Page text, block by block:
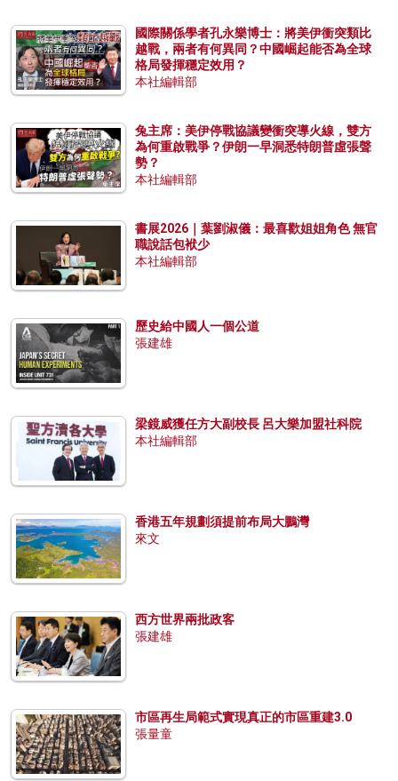
國際關係學者孔永樂博士：將美伊衝突類比
越戰，兩者有何異同？中國崛起能否為全球
格局發揮穩定效用？
本社編輯部
兔主席：美伊停戰協議變衝突導火線，雙方
為何重啟戰爭？伊朗一早洞悉特朗普虛張聲
勢？
本社編輯部
書展2026｜葉劉淑儀：最喜歡姐姐角色 無官
職說話包袱少
本社編輯部
歷史給中國人一個公道
張建雄
梁鏡威獲任方大副校長 呂大樂加盟社科院
本社編輯部
香港五年規劃須提前布局大鵬灣
來文
西方世界兩批政客
張建雄
市區再生局範式實現真正的市區重建3.0
張量童